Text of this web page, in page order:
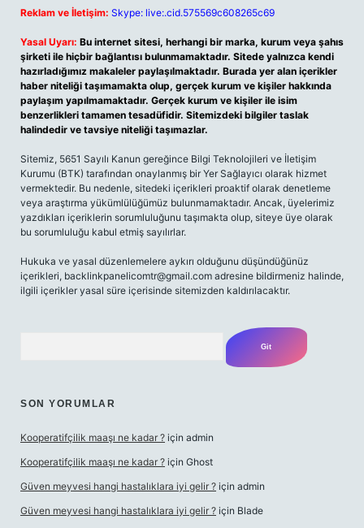
Reklam ve İletişim: Skype: live:.cid.575569c608265c69
Yasal Uyarı: Bu internet sitesi, herhangi bir marka, kurum veya şahıs
şirketi ile hiçbir bağlantısı bulunmamaktadır. Sitede yalnızca kendi
hazırladığımız makaleler paylaşılmaktadır. Burada yer alan içerikler
haber niteliği taşımamakta olup, gerçek kurum ve kişiler hakkında
paylaşım yapılmamaktadır. Gerçek kurum ve kişiler ile isim
benzerlikleri tamamen tesadüfidir. Sitemizdeki bilgiler taslak
halindedir ve tavsiye niteliği taşımazlar.
Sitemiz, 5651 Sayılı Kanun gereğince Bilgi Teknolojileri ve İletişim
Kurumu (BTK) tarafından onaylanmış bir Yer Sağlayıcı olarak hizmet
vermektedir. Bu nedenle, sitedeki içerikleri proaktif olarak denetleme
veya araştırma yükümlülüğümüz bulunmamaktadır. Ancak, üyelerimiz
yazdıkları içeriklerin sorumluluğunu taşımakta olup, siteye üye olarak
bu sorumluluğu kabul etmiş sayılırlar.
Hukuka ve yasal düzenlemelere aykırı olduğunu düşündüğünüz
içerikleri, backlinkpanelicomtr@gmail.com adresine bildirmeniz halinde,
ilgili içerikler yasal süre içerisinde sitemizden kaldırılacaktır.
SON YORUMLAR
Kooperatifçilik maaşı ne kadar ? için admin
Kooperatifçilik maaşı ne kadar ? için Ghost
Güven meyvesi hangi hastalıklara iyi gelir ? için admin
Güven meyvesi hangi hastalıklara iyi gelir ? için Blade